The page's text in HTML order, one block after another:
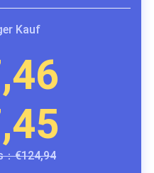
Kauf
€124,94